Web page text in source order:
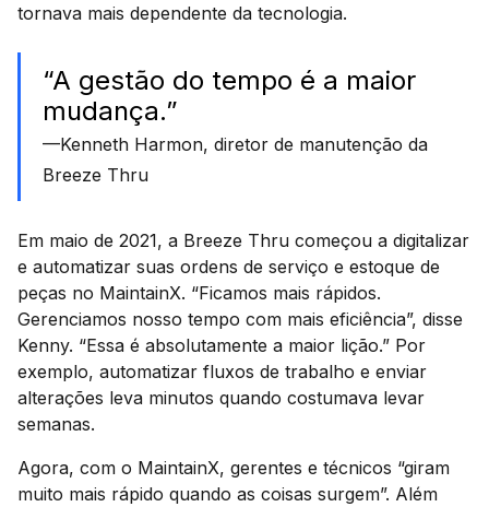
tornava mais dependente da tecnologia.
“A gestão do tempo é a maior
mudança.”
—Kenneth Harmon, diretor de manutenção da
Breeze Thru
Em maio de 2021, a Breeze Thru começou a digitalizar
e automatizar suas ordens de serviço e estoque de
peças no MaintainX. “Ficamos mais rápidos.
Gerenciamos nosso tempo com mais eficiência”, disse
Kenny. “Essa é absolutamente a maior lição.” Por
exemplo, automatizar fluxos de trabalho e enviar
alterações leva minutos quando costumava levar
semanas.
Agora, com o MaintainX, gerentes e técnicos “giram
muito mais rápido quando as coisas surgem”. Além